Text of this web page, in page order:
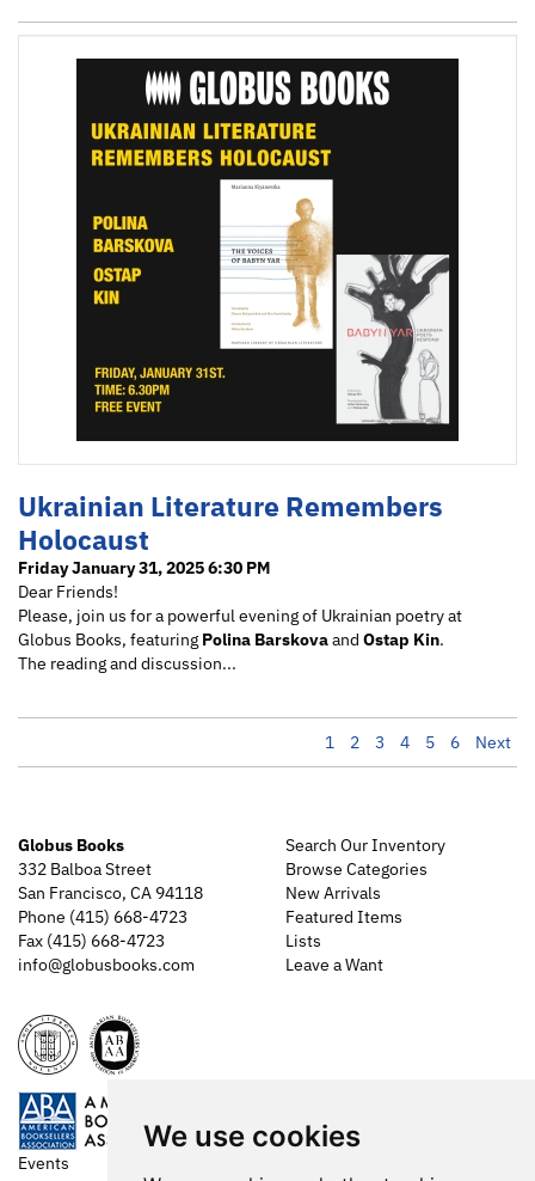
We use cookies
Ukrainian Literature Remembers
Holocaust
Friday January 31, 2025 6:30 PM
Dear Friends!
Please, join us for a powerful evening of Ukrainian poetry at
Globus Books, featuring Polina Barskovaand Ostap Kin.
The reading and discussion...
1 2 3 4 5 6 Next
Globus Books
332 Balboa Street
San Francisco, CA 94118
Phone (415) 668-4723
Fax (415) 668-4723
info@globusbooks.com
Search Our Inventory
Browse Categories
New Arrivals
Featured Items
Lists
Leave a Want
Events